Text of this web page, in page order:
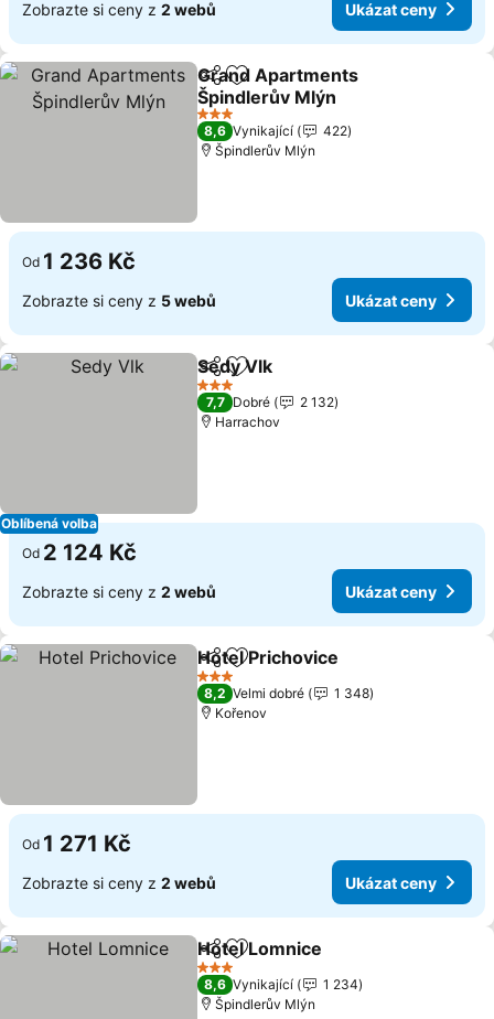
Zobrazte si ceny z 2 webů Ukázat ceny
SdíletPřidat na seznam oblíbených
Grand Apartments
Špindlerův Mlýn
3 Počet hvězdiček
8,6 Vynikající
422
Špindlerův Mlýn
Od 1 236 Kč
Zobrazte si ceny z 5 webů Ukázat ceny
Oblíbená volba
SdíletPřidat na seznam oblíbených
Sedy Vlk
3 Počet hvězdiček
7,7 Dobré
2 132
Harrachov
Od 2 124 Kč
Zobrazte si ceny z 2 webů Ukázat ceny
SdíletPřidat na seznam oblíbených
Hotel Prichovice
3 Počet hvězdiček
8,2 Velmi dobré
1 348
Kořenov
Od 1 271 Kč
Zobrazte si ceny z 2 webů Ukázat ceny
SdíletPřidat na seznam oblíbených
Hotel Lomnice
3 Počet hvězdiček
8,6 Vynikající
1 234
Špindlerův Mlýn